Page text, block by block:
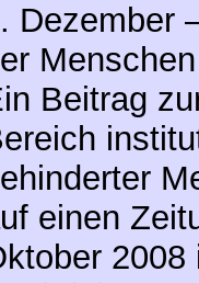
Dezember
Beitrag
einen
2008